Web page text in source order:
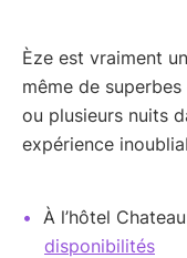
Èze est vraiment
même de
ou plusieurs nuits
expérience
À l’hôtel
disponibilités